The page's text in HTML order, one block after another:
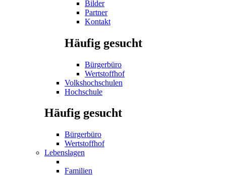
Bilder
Partner
Kontakt
Häufig gesucht
Bürgerbüro
Wertstoffhof
Volkshochschulen
Hochschule
Häufig gesucht
Bürgerbüro
Wertstoffhof
Lebenslagen
Familien